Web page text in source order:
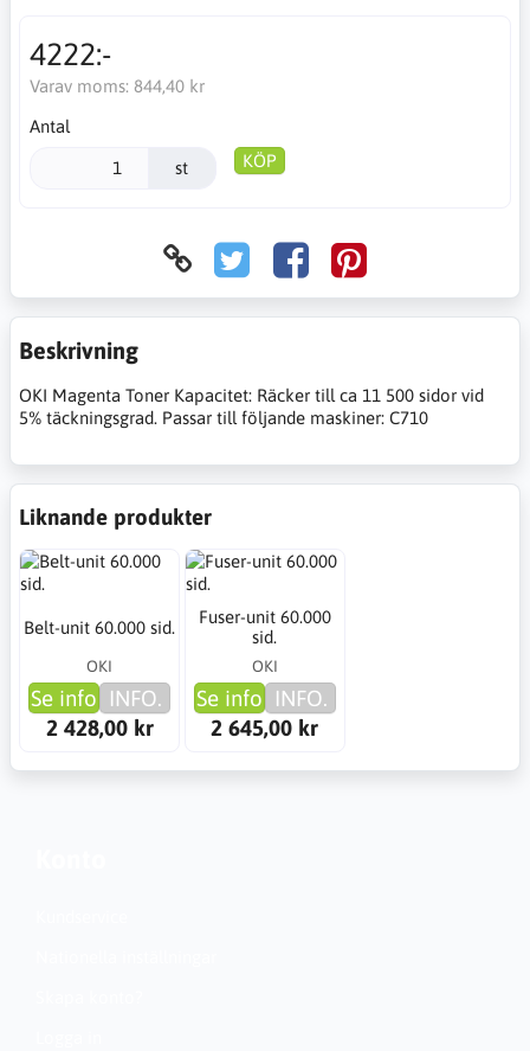
4222:-
Varav moms: 844,40 kr
Antal
st KÖP
Beskrivning
OKI Magenta Toner Kapacitet: Räcker till ca 11 500 sidor vid
5% täckningsgrad. Passar till följande maskiner: C710
Liknande produkter
Belt-unit 60.000 sid.
OKI
Se info INFO.
2 428,00 kr
Fuser-unit 60.000
sid.
OKI
Se info INFO.
2 645,00 kr